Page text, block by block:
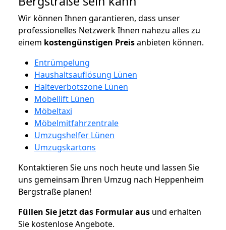
Wir können Ihnen garantieren, dass unser
professionelles Netzwerk Ihnen nahezu alles zu
einem kostengünstigen Preisanbieten können.
Entrümpelung
Haushaltsauflösung Lünen
Halteverbotszone Lünen
Möbellift Lünen
Möbeltaxi
Möbelmitfahrzentrale
Umzugshelfer Lünen
Umzugskartons
Kontaktieren Sie uns noch heute und lassen Sie
uns gemeinsam Ihren Umzug nach Heppenheim
Bergstraße planen!
Füllen Sie jetzt das Formular aus und erhalten
Sie kostenlose Angebote.